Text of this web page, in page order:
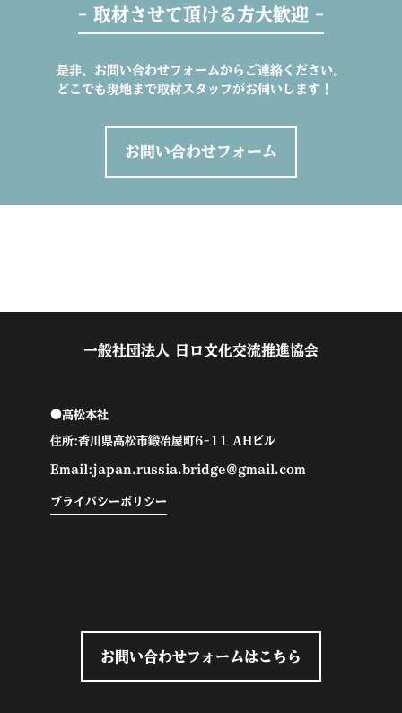
- 取材させて頂ける方大歓迎 -
是非、お問い合わせフォームからご連絡ください。
どこでも現地まで取材スタッフがお伺いします！
お問い合わせフォーム
一般社団法人 日ロ文化交流推進協会
●高松本社
住所:香川県高松市鍛冶屋町6-11 AHビル
Email:japan.russia.bridge@gmail.com
プライバシーポリシー
お問い合わせフォームはこちら